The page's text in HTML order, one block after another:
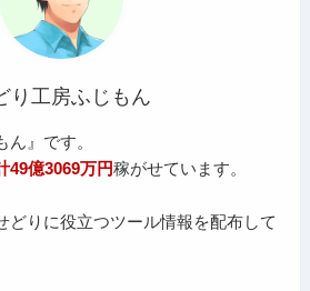
り工房ふじもん
』です。
49億3069万円稼がせています。
どりに役立つツール情報を配布して